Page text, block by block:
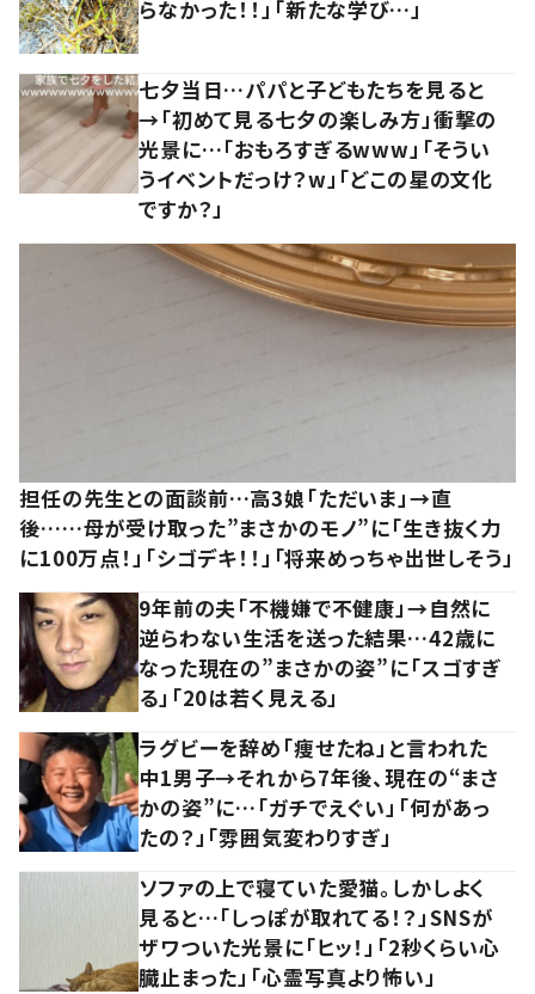
らなかった！！」「新たな学び…」
七夕当日…パパと子どもたちを見ると
→「初めて見る七夕の楽しみ方」衝撃の
光景に…「おもろすぎるwww」「そうい
うイベントだっけ？w」「どこの星の文化
ですか？」
担任の先生との面談前…高3娘「ただいま」→直
後……母が受け取った”まさかのモノ”に「生き抜く力
に100万点！」「シゴデキ！！」「将来めっちゃ出世しそう」
9年前の夫「不機嫌で不健康」→自然に
逆らわない生活を送った結果…42歳に
なった現在の”まさかの姿”に「スゴすぎ
る」「20は若く見える」
ラグビーを辞め「痩せたね」と言われた
中1男子→それから7年後、現在の“まさ
かの姿”に…「ガチでえぐい」「何があっ
たの？」「雰囲気変わりすぎ」
ソファの上で寝ていた愛猫。しかしよく
見ると…「しっぽが取れてる！？」SNSが
ザワついた光景に「ヒッ！」「2秒くらい心
臓止まった」「心霊写真より怖い」